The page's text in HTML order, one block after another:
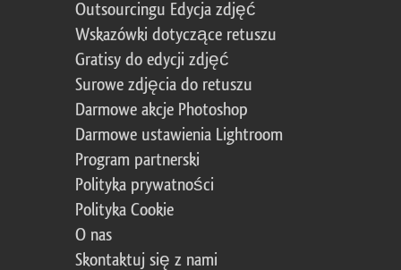
Outsourcingu Edycja zdjęć
Wskazówki dotyczące retuszu
Gratisy do edycji zdjęć
Surowe zdjęcia do retuszu
Darmowe akcje Photoshop
Darmowe ustawienia Lightroom
Program partnerski
Polityka prywatności
Polityka Cookie
O nas
Skontaktuj się z nami